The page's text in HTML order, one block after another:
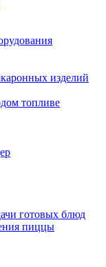
изделий
топливе
готовых блюд
пиццы